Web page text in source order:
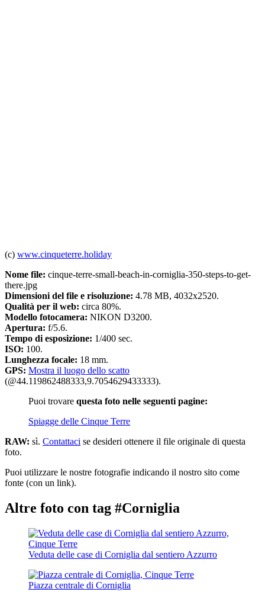
(c) www.cinqueterre.holiday
Nome file: cinque-terre-small-beach-in-corniglia-350-steps-to-get-
there.jpg
Dimensioni del file e risoluzione: 4.78 MB, 4032x2520.
Qualità per il web: circa 80%.
Modello fotocamera: NIKON D3200.
Apertura: f/5.6.
Tempo di esposizione: 1/400 sec.
ISO: 100.
Lunghezza focale: 18 mm.
GPS: Mostra il luogo dello scatto
(@44.119862488333,9.7054629433333).
Puoi trovare questa foto nelle seguenti pagine:
Spiagge delle Cinque Terre
RAW: sì. Contattaci se desideri ottenere il file originale di questa
foto.
Puoi utilizzare le nostre fotografie indicando il nostro sito come
fonte (con un link).
Altre foto con tag #Corniglia
Veduta delle case di Corniglia dal sentiero Azzurro
Piazza centrale di Corniglia